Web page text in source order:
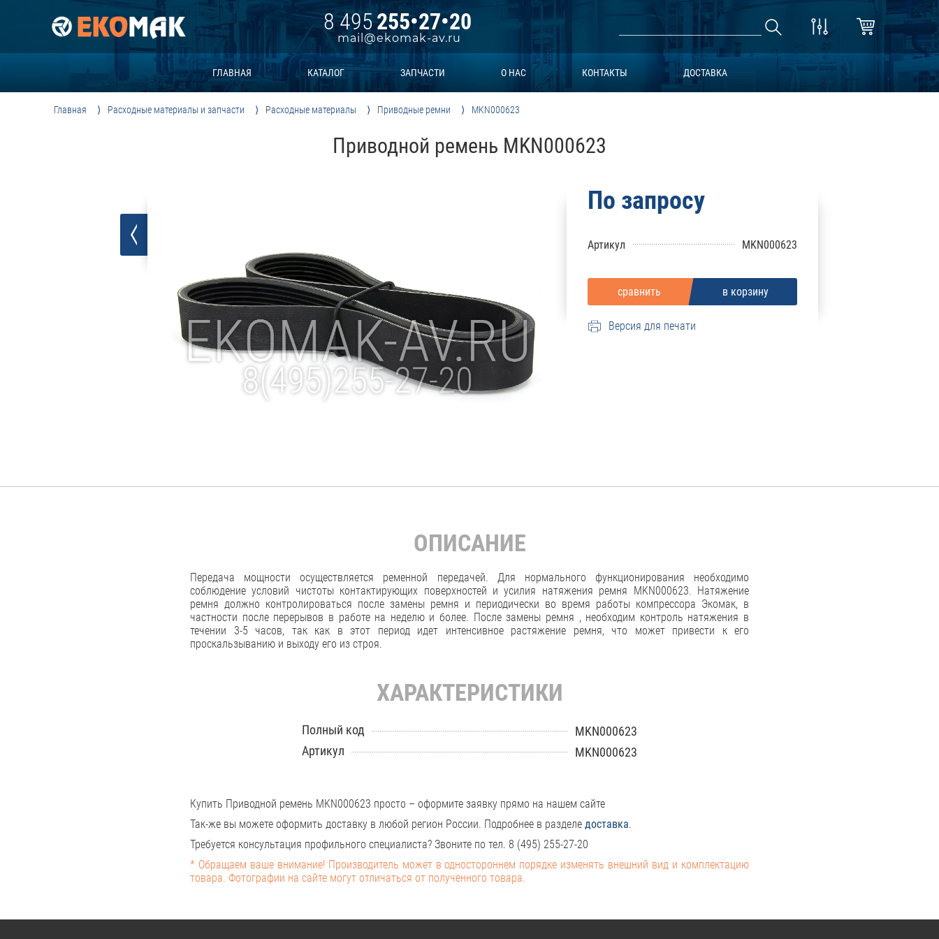
8 495255•27•20
mail@ekomak-av.ru
ГЛАВНАЯ КАТАЛОГ ЗАПЧАСТИ О НАС КОНТАКТЫ ДОСТАВКА
Главная Расходные материалы и запчасти Расходные материалы Приводные ремни MKN000623
Приводной ремень MKN000623
По запросу
Артикул MKN000623
Версия для печати
ОПИСАНИЕ
Передача мощности осуществляется ременной передачей. Для нормального функционирования необходимо
соблюдение условий чистоты контактирующих поверхностей и усилия натяжения ремня MKN000623. Натяжение
ремня должно контролироваться после замены ремня и периодически во время работы компрессора Экомак, в
частности после перерывов в работе на неделю и более. После замены ремня , необходим контроль натяжения в
течении 3-5 часов, так как в этот период идет интенсивное растяжение ремня, что может привести к его
проскальзыванию и выходу его из строя.
ХАРАКТЕРИСТИКИ
Полный код
MKN000623
Артикул
MKN000623
Купить Приводной ремень MKN000623 просто – оформите заявку прямо на нашем сайте
Так-же вы можете оформить доставку в любой регион России. Подробнее в разделе доставка.
Требуется консультация профильного специалиста? Звоните по тел. 8 (495) 255-27-20
* Обращаем ваше внимание! Производитель может в одностороннем порядке изменять внешний вид и комплектацию
товара. Фотографии на сайте могут отличаться от полученного товара.